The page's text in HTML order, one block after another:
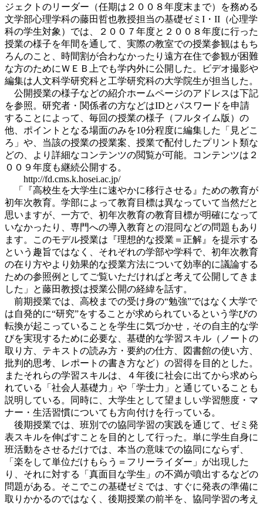
ジェクトのリーダー（任期は２００８年度末まで）を務める
文学部心理学科の藤田哲也教授担当の基礎ゼミI・II（心理学
科の学生対象）では、２００７年度と２００８年度に行った
授業の様子を年間を通して、実際の教室での授業参観はもち
ろんのこと、時間割が合わなかったり遠方在住で参観が困難
な方のためにＷＥＢ上でも学内外に公開した。ビデオ撮影や
編集は人文科学研究科と工学研究科の大学院生が担当した。
公開授業の様子などの紹介ホームページのアドレスは下記
を参照。研究者・関係者の方などはIDとパスワードを申請
することによって、毎回の授業の様子（フルタイム版）の
他、ポイントとなる場面のみを10分程度に編集した「見どこ
ろ」や、当該の授業の授業案、授業で配付したプリント類な
どの、より詳細なコンテンツの閲覧が可能。コンテンツは２
００９年度も継続公開する。
http://fd.cms.k.hosei.ac.jp/
「『高校生を大学生に速やかに移行させる』ための教育が
初年次教育。学部によって教育目標は異なっていて当然だと
思いますが、一方で、初年次教育の教育目標が明確になって
いなかったり、専門への導入教育との混同などの問題もあり
ます。このモデル授業は『理想的な授業＝正解』を提示する
という趣旨ではなく、それぞれの学部や学科で、初年次教育
の在り方やより効果的な授業方法について効率的に議論する
ための参照例としてご覧いただければと考えて公開してきま
した」と藤田教授は授業公開の経緯を話す。
前期授業では、高校までの受け身の“勉強”ではなく大学で
は自発的に“研究”をすることが求められているという学びの
転換が起こっていることを学生に気づかせ，その自主的な学
びを実現するために必要な、基礎的な学習スキル（ノートの
取り方、テキストの読み方・要約の仕方、図書館の使い方、
批判的思考、レポートの書き方など）の習得を目的とした。
またそれらの学習スキルは、４年後に社会に出てから求めら
れている「社会人基礎力」や「学士力」と通じていることも
説明している。同時に、大学生として望ましい学習態度・マ
ナー・生活習慣についても方向付けを行っている。
後期授業では、班別での協同学習の実践を通じて、ゼミ発
表スキルを伸ばすことを目的として行った。単に学生自身に
班活動をさせるだけでは、本当の意味での協同にならず、
「楽をして単位だけもらう＝フリーライダー」が出現した
り、それに対する「真面目な学生」の不満が噴出するなどの
問題がある。そこでこの基礎ゼミでは、すぐに発表の準備に
取りかかるのではなく、後期授業の前半を、協同学習の考え